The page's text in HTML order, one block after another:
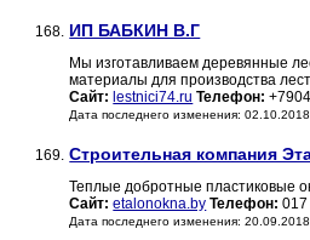
168. ИП БАБКИН В.Г
Мы изготавливаем деревянные
материалы для производства
Сайт: lestnici74.ru Телефон:
Дата последнего изменения: 02.10.2018
169. Строительная компания
Теплые добротные пластиковые
Сайт: etalonokna.by Телефон:
Дата последнего изменения: 20.09.2018